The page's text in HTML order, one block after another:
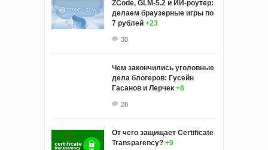
ZCode, GLM-5.2 и ИИ-роутер:
делаем браузерные игры по
7 рублей +23
30
Чем закончились уголовные
дела блогеров: Гусейн
Гасанов и Лерчек +8
28
От чего защищает Certificate
Transparency? +9